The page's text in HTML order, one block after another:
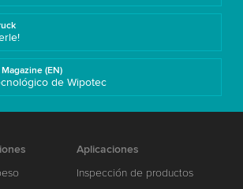
(EN)
de Wipotec
Aplicaciones
Inspección de productos